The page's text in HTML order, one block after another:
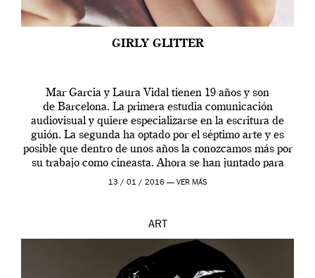
GIRLY GLITTER
Mar Garcia y Laura Vidal tienen 19 años y son
de Barcelona. La primera estudia comunicación
audiovisual y quiere especializarse en la escritura de
guión. La segunda ha optado por el séptimo arte y es
posible que dentro de unos años la conozcamos más por
su trabajo como cineasta. Ahora se han juntado para
contarnos una […]
13 / 01 / 2016 — VER MÁS
ART